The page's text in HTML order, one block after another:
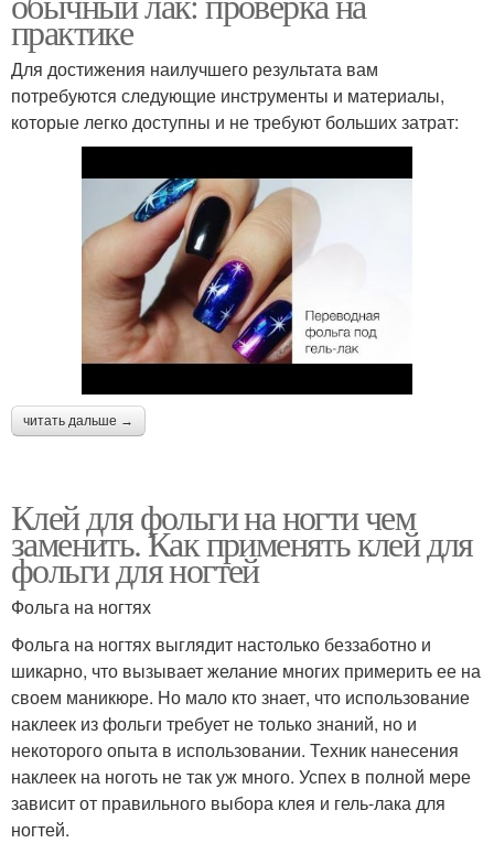
практике
Для достижения наилучшего результата вам
потребуются следующие инструменты и материалы,
которые легко доступны и не требуют больших затрат:
читать дальше →
Клей для фольги на ногти чем
заменить. Как применять клей для
фольги для ногтей
Фольга на ногтях
Фольга на ногтях выглядит настолько беззаботно и
шикарно, что вызывает желание многих примерить ее на
своем маникюре. Но мало кто знает, что использование
наклеек из фольги требует не только знаний, но и
некоторого опыта в использовании. Техник нанесения
наклеек на ноготь не так уж много. Успех в полной мере
зависит от правильного выбора клея и гель-лака для
ногтей.